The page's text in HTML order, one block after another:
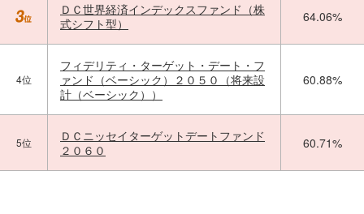
ＤＣ世界経済インデックスファンド（株
式シフト型）
64.06%
4位
フィデリティ・ターゲット・デート・フ
ァンド（ベーシック）２０５０（将来設
計（ベーシック））
60.88%
5位
ＤＣニッセイターゲットデートファンド
２０６０
60.71%